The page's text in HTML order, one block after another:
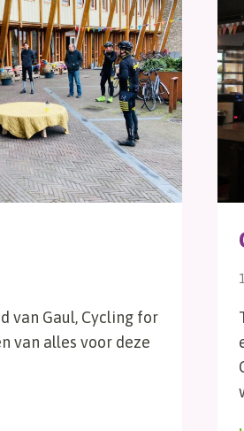
van Gaul, Cycling for
van alles voor deze